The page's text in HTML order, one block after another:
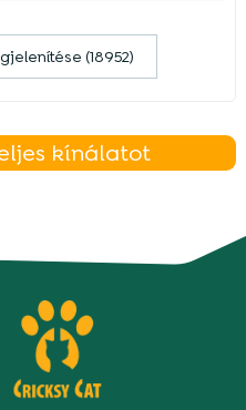
(18952)
kínálatot